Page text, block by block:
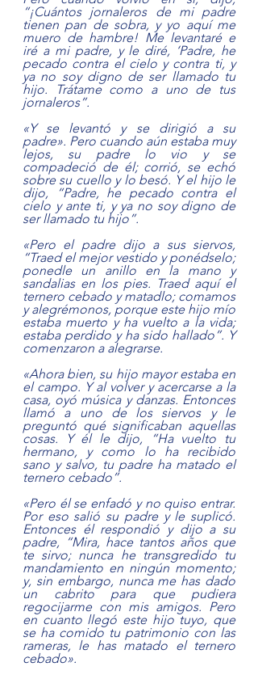
“¡Cuántos jornaleros de mi padre
tienen pan de sobra, y yo aquí me
muero de hambre! Me levantaré e
iré a mi padre, y le diré, ‘Padre, he
pecado contra el cielo y contra ti, y
ya no soy digno de ser llamado tu
hijo. Trátame como a uno de tus
jornaleros”.
«Y se levantó y se dirigió a su
padre». Pero cuando aún estaba muy
lejos, su padre lo vio y se
compadeció de él; corrió, se echó
sobre su cuello y lo besó. Y el hijo le
dijo, “Padre, he pecado contra el
cielo y ante ti, y ya no soy digno de
ser llamado tu hijo”.
«Pero el padre dijo a sus siervos,
“Traed el mejor vestido y ponédselo;
ponedle un anillo en la mano y
sandalias en los pies. Traed aquí el
ternero cebado y matadlo; comamos
y alegrémonos, porque este hijo mío
estaba muerto y ha vuelto a la vida;
estaba perdido y ha sido hallado”. Y
comenzaron a alegrarse.
«Ahora bien, su hijo mayor estaba en
el campo. Y al volver y acercarse a la
casa, oyó música y danzas. Entonces
llamó a uno de los siervos y le
preguntó qué significaban aquellas
cosas. Y él le dijo, “Ha vuelto tu
hermano, y como lo ha recibido
sano y salvo, tu padre ha matado el
ternero cebado”.
«Pero él se enfadó y no quiso entrar.
Por eso salió su padre y le suplicó.
Entonces él respondió y dijo a su
padre, “Mira, hace tantos años que
te sirvo; nunca he transgredido tu
mandamiento en ningún momento;
y, sin embargo, nunca me has dado
un cabrito para que pudiera
regocijarme con mis amigos. Pero
en cuanto llegó este hijo tuyo, que
se ha comido tu patrimonio con las
rameras, le has matado el ternero
cebado».